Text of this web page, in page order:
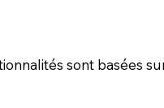
sont basées